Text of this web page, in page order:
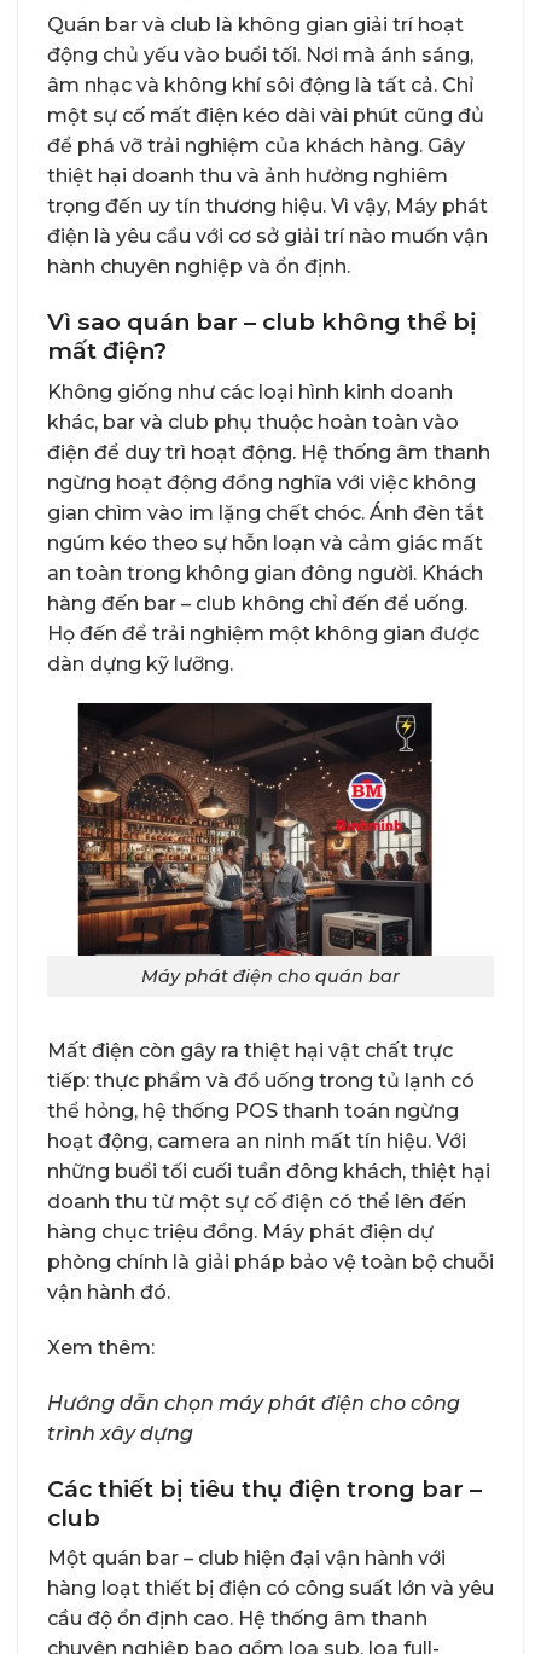
Quán bar và club là không gian giải trí hoạt
động chủ yếu vào buổi tối. Nơi mà ánh sáng,
âm nhạc và không khí sôi động là tất cả. Chỉ
một sự cố mất điện kéo dài vài phút cũng đủ
để phá vỡ trải nghiệm của khách hàng. Gây
thiệt hại doanh thu và ảnh hưởng nghiêm
trọng đến uy tín thương hiệu. Vì vậy, Máy phát
điện là yêu cầu với cơ sở giải trí nào muốn vận
hành chuyên nghiệp và ổn định.
Vì sao quán bar – club không thể bị
mất điện?
Không giống như các loại hình kinh doanh
khác, bar và club phụ thuộc hoàn toàn vào
điện để duy trì hoạt động. Hệ thống âm thanh
ngừng hoạt động đồng nghĩa với việc không
gian chìm vào im lặng chết chóc. Ánh đèn tắt
ngúm kéo theo sự hỗn loạn và cảm giác mất
an toàn trong không gian đông người. Khách
hàng đến bar – club không chỉ đến để uống.
Họ đến để trải nghiệm một không gian được
dàn dựng kỹ lưỡng.
Máy phát điện cho quán bar
Mất điện còn gây ra thiệt hại vật chất trực
tiếp: thực phẩm và đồ uống trong tủ lạnh có
thể hỏng, hệ thống POS thanh toán ngừng
hoạt động, camera an ninh mất tín hiệu. Với
những buổi tối cuối tuần đông khách, thiệt hại
doanh thu từ một sự cố điện có thể lên đến
hàng chục triệu đồng. Máy phát điện dự
phòng chính là giải pháp bảo vệ toàn bộ chuỗi
vận hành đó.
Xem thêm:
Hướng dẫn chọn máy phát điện cho công
trình xây dựng
Các thiết bị tiêu thụ điện trong bar –
club
Một quán bar – club hiện đại vận hành với
hàng loạt thiết bị điện có công suất lớn và yêu
cầu độ ổn định cao. Hệ thống âm thanh
chuyên nghiệp bao gồm loa sub, loa full-